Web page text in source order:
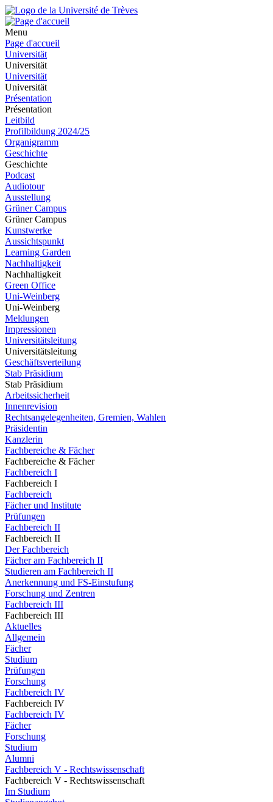
Menu
Page d'accueil
Universität
Universität
Universität
Universität
Présentation
Présentation
Leitbild
Profilbildung 2024/25
Organigramm
Geschichte
Geschichte
Podcast
Audiotour
Ausstellung
Grüner Campus
Grüner Campus
Kunstwerke
Aussichtspunkt
Learning Garden
Nachhaltigkeit
Nachhaltigkeit
Green Office
Uni-Weinberg
Uni-Weinberg
Meldungen
Impressionen
Universitätsleitung
Universitätsleitung
Geschäftsverteilung
Stab Präsidium
Stab Präsidium
Arbeitssicherheit
Innenrevision
Rechtsangelegenheiten, Gremien, Wahlen
Präsidentin
Kanzlerin
Fachbereiche & Fächer
Fachbereiche & Fächer
Fachbereich I
Fachbereich I
Fachbereich
Fächer und Institute
Prüfungen
Fachbereich II
Fachbereich II
Der Fachbereich
Fächer am Fachbereich II
Studieren am Fachbereich II
Anerkennung und FS-Einstufung
Forschung und Zentren
Fachbereich III
Fachbereich III
Aktuelles
Allgemein
Fächer
Studium
Prüfungen
Forschung
Fachbereich IV
Fachbereich IV
Fachbereich IV
Fächer
Forschung
Studium
Alumni
Fachbereich V - Rechtswissenschaft
Fachbereich V - Rechtswissenschaft
Im Studium